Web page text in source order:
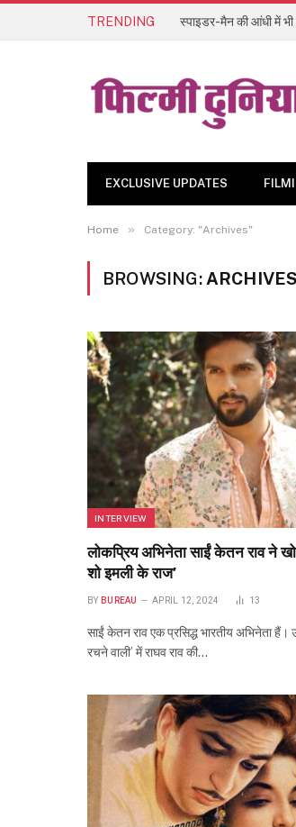
TRENDING स्पाइडर-मैन की आंधी में भी
EXCLUSIVE UPDATES
Home » Category: "Archives"
BROWSING: ARCHIVES
INTERVIEW
लोकप्रिय अभिनेता साईं केतन राव ने
शो इमली के राज’
BY BUREAU APRIL 12, 2024 13
साईं केतन राव एक प्रसिद्ध भारतीय अभिनेता हैं।
रचने वाली’ में राघव राव की…